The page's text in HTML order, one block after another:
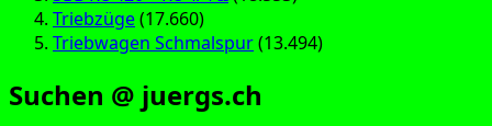
Triebzüge(17.660)
Triebwagen Schmalspur(13.494)
Suchen @ juergs.ch